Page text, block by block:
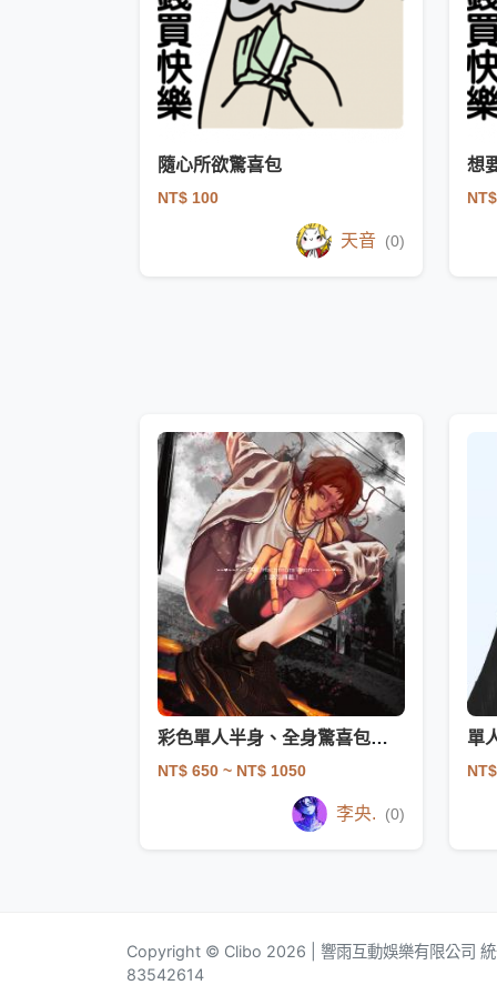
隨心所欲驚喜包
NT$ 100
天音 (0)
想
彩色單人半身、全身驚喜包（含黑白或簡易背景）
NT$ 650 ~ NT$ 1050
李央. (0)
單
Copyright © Clibo 2026 | 響雨互動娛樂有限公司 統
83542614